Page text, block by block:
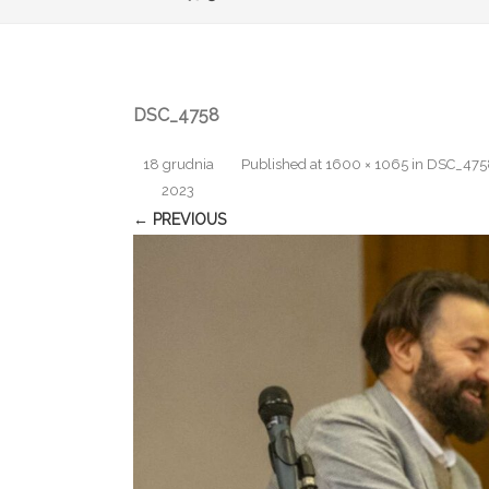
DSC_4758
Published
18 grudnia
2023
at 1600 × 1065 in
← PREVIOUS